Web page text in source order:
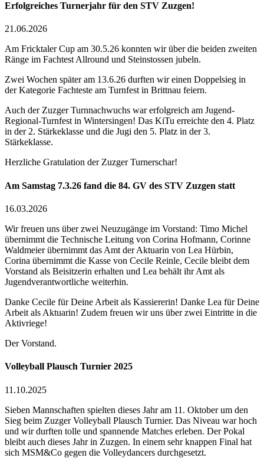
Erfolgreiches Turnerjahr für den STV Zuzgen!
21.06.2026
Am Fricktaler Cup am 30.5.26 konnten wir über die beiden zweiten
Ränge im Fachtest Allround und Steinstossen jubeln.
Zwei Wochen später am 13.6.26 durften wir einen Doppelsieg in
der Kategorie Fachteste am Turnfest in Brittnau feiern.
Auch der Zuzger Turnnachwuchs war erfolgreich am Jugend-
Regional-Turnfest in Wintersingen! Das KiTu erreichte den 4. Platz
in der 2. Stärkeklasse und die Jugi den 5. Platz in der 3.
Stärkeklasse.
Herzliche Gratulation der Zuzger Turnerschar!
Am Samstag 7.3.26 fand die 84. GV des STV Zuzgen statt
16.03.2026
Wir freuen uns über zwei Neuzugänge im Vorstand: Timo Michel
übernimmt die Technische Leitung von Corina Hofmann, Corinne
Waldmeier übernimmt das Amt der Aktuarin von Lea Hürbin,
Corina übernimmt die Kasse von Cecile Reinle, Cecile bleibt dem
Vorstand als Beisitzerin erhalten und Lea behält ihr Amt als
Jugendverantwortliche weiterhin.
Danke Cecile für Deine Arbeit als Kassiererin! Danke Lea für Deine
Arbeit als Aktuarin! Zudem freuen wir uns über zwei Eintritte in die
Aktivriege!
Der Vorstand.
Volleyball Plausch Turnier 2025
11.10.2025
Sieben Mannschaften spielten dieses Jahr am 11. Oktober um den
Sieg beim Zuzger Volleyball Plausch Turnier. Das Niveau war hoch
und wir durften tolle und spannende Matches erleben. Der Pokal
bleibt auch dieses Jahr in Zuzgen. In einem sehr knappen Final hat
sich MSM&Co gegen die Volleydancers durchgesetzt.